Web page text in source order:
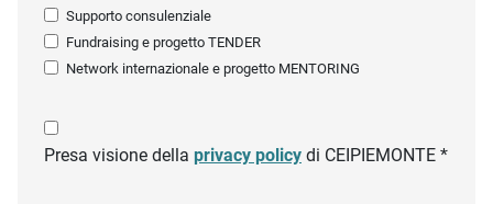
Supporto consulenziale
Fundraising e progetto TENDER
Network internazionale e progetto MENTORING
Presa visione della privacy policy di CEIPIEMONTE *